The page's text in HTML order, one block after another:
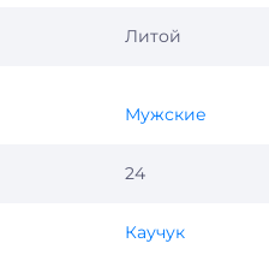
Литой
Мужские
24
Каучук